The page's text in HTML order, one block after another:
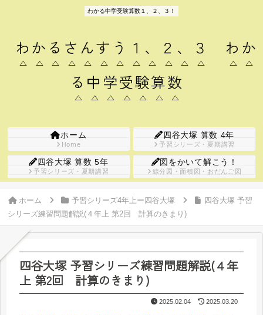
わかる中学受験算数１、２、３！
わかるさんすう１、２、３ わか
る中学受験算数
ホーム
Home
四谷大塚 算数 4年
予習シリーズ・夏期講習
四谷大塚 算数 5年
予習シリーズ・夏期講習
図をかいて解こう！
線分図・面積図・おだんご図
ホーム 予習シリーズ4年上ー四谷大塚
四谷大塚 予習
シリーズ練習問題解説(４年上 第2回 計算のきまり)
四谷大塚 予習シリーズ練習問題解説(４年
上 第2回 計算のきまり)
2025.02.04 2025.03.20